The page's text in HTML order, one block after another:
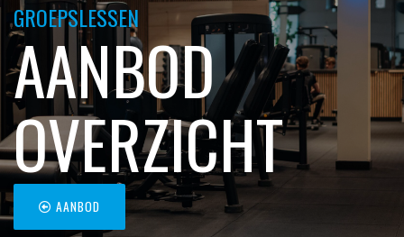
GROEPSLESSEN
AANBOD
OVERZICHT
AANBOD